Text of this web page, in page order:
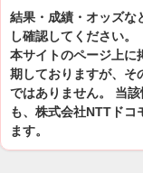
結果・成績・オッズな
し確認してください。
本サイトのページ上に
期しておりますが、そ
ではありません。 当
も、株式会社NTTドコ
ます。